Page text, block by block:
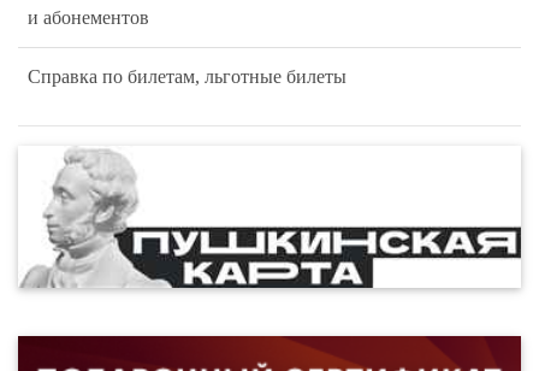
и абонементов
Справка по билетам, льготные билеты